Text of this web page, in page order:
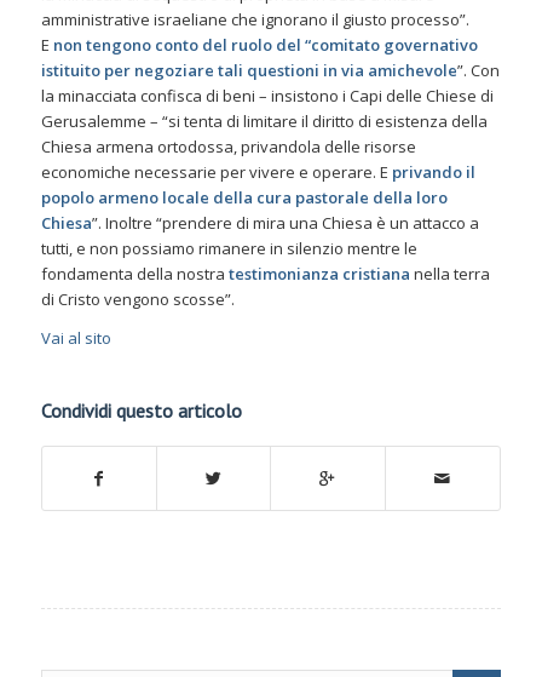
amministrative israeliane che ignorano il giusto processo”.
E non tengono conto del ruolo del “comitato governativo
istituito per negoziare tali questioni in via amichevole”. Con
la minacciata confisca di beni – insistono i Capi delle Chiese di
Gerusalemme – “si tenta di limitare il diritto di esistenza della
Chiesa armena ortodossa, privandola delle risorse
economiche necessarie per vivere e operare. E privando il
popolo armeno locale della cura pastorale della loro
Chiesa”. Inoltre “prendere di mira una Chiesa è un attacco a
tutti, e non possiamo rimanere in silenzio mentre le
fondamenta della nostra testimonianza cristiana nella terra
di Cristo vengono scosse”.
Vai al sito
Condividi questo articolo